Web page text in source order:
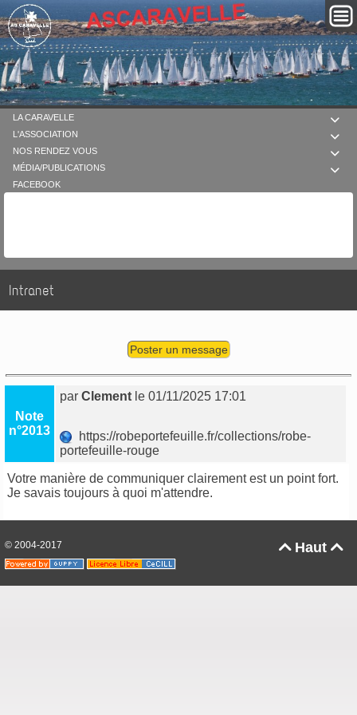

LA CARAVELLE

L'ASSOCIATION

NOS RENDEZ VOUS

MÉDIA/PUBLICATIONS
FACEBOOK
Intranet
Poster un message
Note
n°2013
parClement le 01/11/2025 17:01
https://robeportefeuille.fr/collections/robe-
portefeuille-rouge
Votre manière de communiquer clairement est un point fort.
Je savais toujours à quoi m'attendre.
Haut 
© 2004-2017